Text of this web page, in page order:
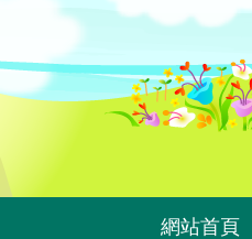
主
內
網站首頁